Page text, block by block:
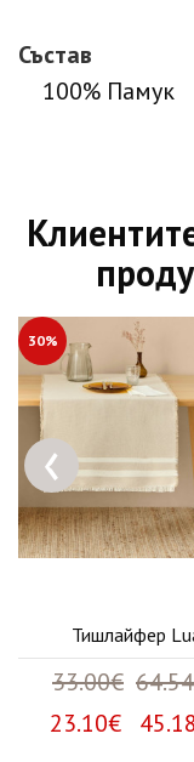
Състав
100% Памук
30%
Тишлайфер
33.00€
23.10€
‹